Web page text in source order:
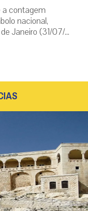
a contagem
nacional,
Janeiro (31/07/...